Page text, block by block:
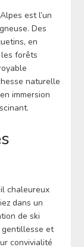
est l’un
Des
en
forêts
naturelle
immersion
chaleureux
dans un
de ski
gentillesse et
convivialité